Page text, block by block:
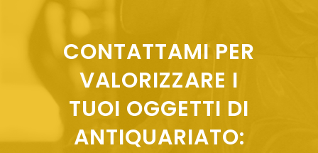
CONTATTAMI PER
VALORIZZARE I
TUOI OGGETTI DI
ANTIQUARIATO: